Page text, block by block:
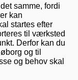
samme, fordi
kan
startes efter
til værksted
Derfor kan du
og til
og behov skal